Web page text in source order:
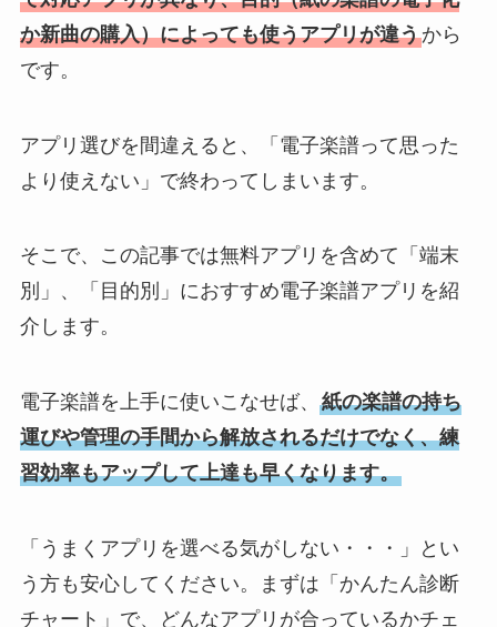
か新曲の購入）によっても使うアプリが違うから
です。
アプリ選びを間違えると、「電子楽譜って思った
より使えない」で終わってしまいます。
そこで、この記事では無料アプリを含めて「端末
別」、「目的別」におすすめ電子楽譜アプリを紹
介します。
電子楽譜を上手に使いこなせば、 紙の楽譜の持ち
運びや管理の手間から解放されるだけでなく、練
習効率もアップして上達も早くなります。
「うまくアプリを選べる気がしない・・・」とい
う方も安心してください。まずは「かんたん診断
チャート」で、どんなアプリが合っているかチェ